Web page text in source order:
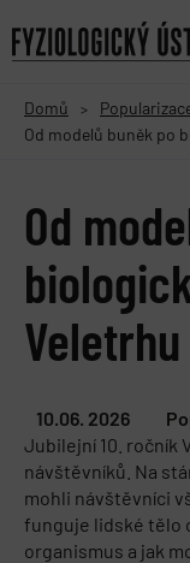
Domů >
Od modelů buněk po
Od
10.06. 2026
Jubilejní 10. ročník
návštěvníků. Na
mohli návštěvníci
funguje lidské tělo
organismus a jak